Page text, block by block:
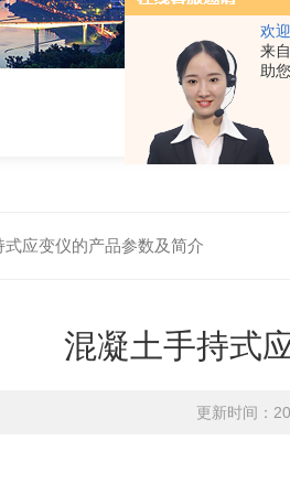
欢
来
助
式应变仪的产品参数及简介
混凝土手持式
更新时间：